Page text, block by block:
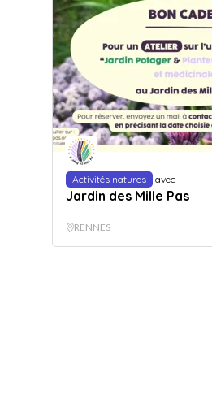
Activités natures avec
Jardin des Mille Pas
RENNES